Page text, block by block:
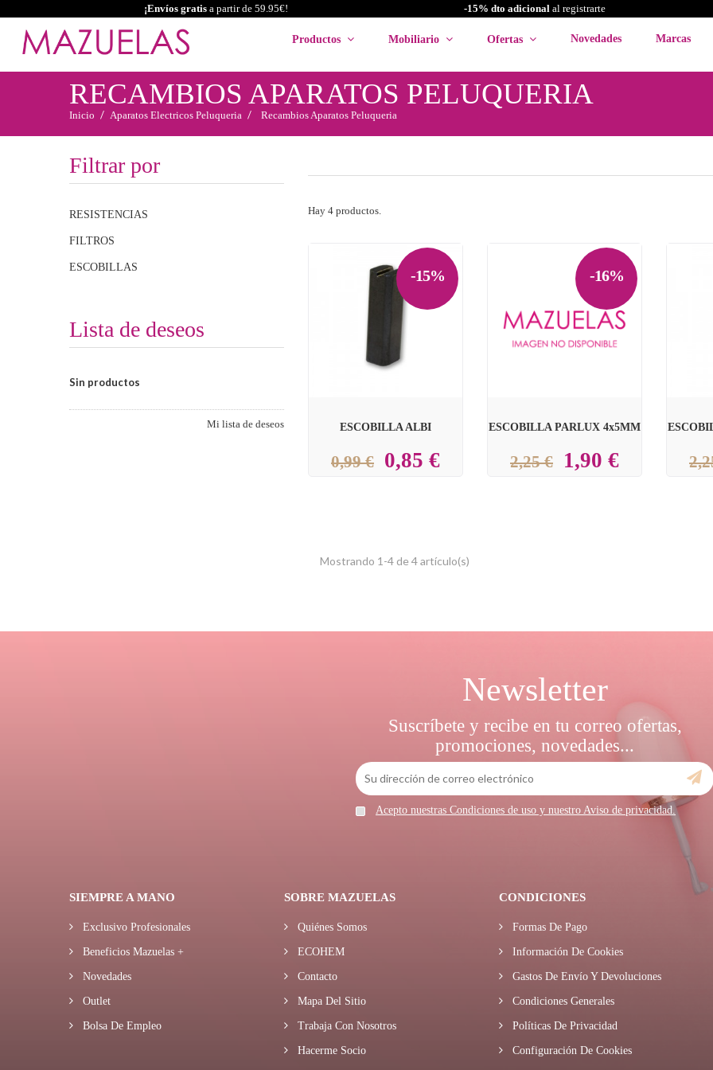
¡Envíos gratisa partir de 59.95€! -15% dto adicionalal registrarte
Productos Mobiliario Ofertas Novedades Marcas
RECAMBIOS APARATOS PELUQUERIA
Inicio Aparatos Electricos Peluqueria Recambios Aparatos Peluqueria
Filtrar por
RESISTENCIAS
FILTROS
ESCOBILLAS
Lista de deseos
Sin productos
Mi lista de deseos
Hay 4 productos.
-15%

ESCOBILLA ALBI
0,99 € 0,85 €
-16%
ESCOBILLA PARLUX 4x5MM
2,25 € 1,90 €
Mostrando 1-4 de 4 artículo(s)
Newsletter
Suscríbete y recibe en tu correo ofertas,
promociones, novedades...
Acepto nuestras Condiciones de uso y nuestro Aviso de privacidad.
SIEMPRE A MANO
Exclusivo Profesionales
Beneficios Mazuelas +
Novedades
Outlet
Bolsa De Empleo
SOBRE MAZUELAS
Quiénes Somos
ECOHEM
Contacto
Mapa Del Sitio
Trabaja Con Nosotros
Hacerme Socio
CONDICIONES
Formas De Pago
Información De Cookies
Gastos De Envío Y Devoluciones
Condiciones Generales
Políticas De Privacidad
Configuración De Cookies